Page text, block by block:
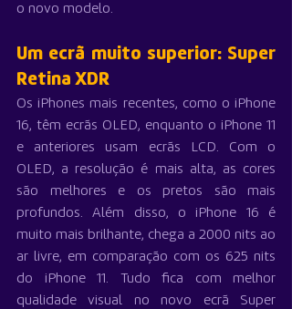
o novo modelo.
Um ecrã muito superior: Super
Retina XDR
Os iPhones mais recentes, como o iPhone
16, têm ecrãs OLED, enquanto o iPhone 11
e anteriores usam ecrãs LCD. Com o
OLED, a resolução é mais alta, as cores
são melhores e os pretos são mais
profundos. Além disso, o iPhone 16 é
muito mais brilhante, chega a 2000 nits ao
ar livre, em comparação com os 625 nits
do iPhone 11. Tudo fica com melhor
qualidade visual no novo ecrã Super